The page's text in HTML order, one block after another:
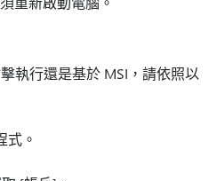
執行還是基於 MSI，請依照以
式。